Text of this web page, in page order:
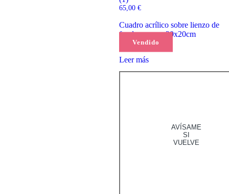
Vendido
con
5.00
65,00 €
Cuadro acrílico sobre lienzo de
fondo grueso, 20x20cm
Leer más
AVÍSAME
SI
VUELVE